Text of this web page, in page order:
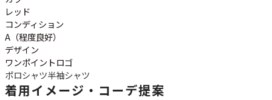
レッド
コンディション
A（程度良好）
デザイン
ワンポイントロゴ
ポロシャツ半袖シャツ
着用イメージ・コーデ提案